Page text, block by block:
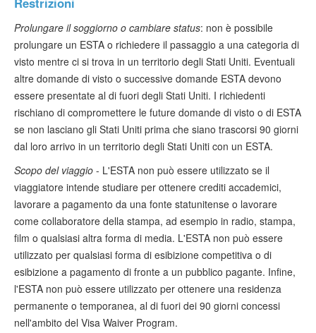
Prolungare il soggiorno o cambiare status: non è possibile
prolungare un ESTA o richiedere il passaggio a una categoria di
visto mentre ci si trova in un territorio degli Stati Uniti. Eventuali
altre domande di visto o successive domande ESTA devono
essere presentate al di fuori degli Stati Uniti. I richiedenti
rischiano di compromettere le future domande di visto o di ESTA
se non lasciano gli Stati Uniti prima che siano trascorsi 90 giorni
dal loro arrivo in un territorio degli Stati Uniti con un ESTA.
Scopo del viaggio - L'ESTA non può essere utilizzato se il
viaggiatore intende studiare per ottenere crediti accademici,
lavorare a pagamento da una fonte statunitense o lavorare
come collaboratore della stampa, ad esempio in radio, stampa,
film o qualsiasi altra forma di media. L'ESTA non può essere
utilizzato per qualsiasi forma di esibizione competitiva o di
esibizione a pagamento di fronte a un pubblico pagante. Infine,
l'ESTA non può essere utilizzato per ottenere una residenza
permanente o temporanea, al di fuori dei 90 giorni concessi
nell'ambito del Visa Waiver Program.